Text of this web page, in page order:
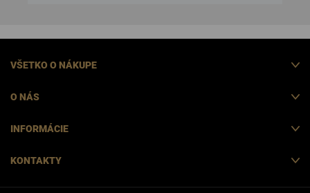
VŠETKO O NÁKUPE
O NÁS
INFORMÁCIE
KONTAKTY